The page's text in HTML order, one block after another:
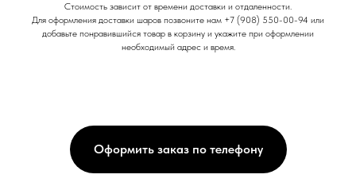
Стоимость зависит от времени доставки и отдаленности.
Для оформления доставки шаров позвоните нам +7 (908) 550-00-94 или
добавьте понравившийся товар в корзину и укажите при оформлении
необходимый адрес и время.
Оформить заказ по телефону